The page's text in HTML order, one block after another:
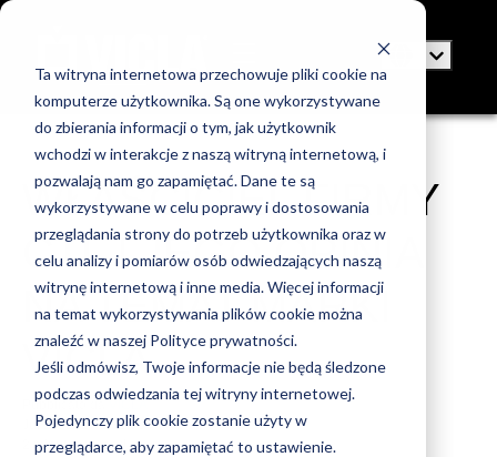
Ta witryna internetowa przechowuje pliki cookie na
komputerze użytkownika. Są one wykorzystywane
do zbierania informacji o tym, jak użytkownik
wchodzi w interakcje z naszą witryną internetową, i
pozwalają nam go zapamiętać. Dane te są
wykorzystywane w celu poprawy i dostosowania
przeglądania strony do potrzeb użytkownika oraz w
celu analizy i pomiarów osób odwiedzających naszą
witrynę internetową i inne media. Więcej informacji
na temat wykorzystywania plików cookie można
znaleźć w naszej Polityce prywatności.
Jeśli odmówisz, Twoje informacje nie będą śledzone
podczas odwiedzania tej witryny internetowej.
Pojedynczy plik cookie zostanie użyty w
przeglądarce, aby zapamiętać to ustawienie.
WŁAŚCICIEL FIRMY
CTL I JEGO OPINIA
NA TEMAT MARKI
VICLA
Pubblicato da
Jul 10, 2017 2:31:00 PM
2 minutes to read